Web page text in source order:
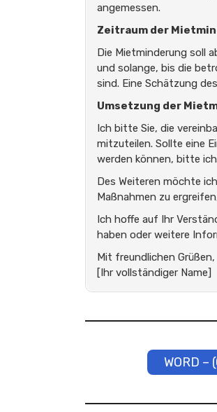
angemessen.
Zeitraum der
Die Mietminderung soll
und solange, bis die
sind. Eine Schätzung
Umsetzung der
Ich bitte Sie, die
mitzuteilen. Sollte eine
werden können, bitte
Des Weiteren möchte
Maßnahmen zu
Ich hoffe auf Ihr
haben oder weitere
Mit freundlichen Grüßen,
[Ihr vollständiger Name]
WORD –